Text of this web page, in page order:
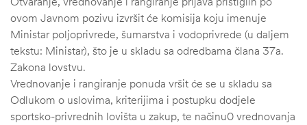
ovom Javnom pozivu izvršit će komisija koju imenuje
Ministar poljoprivrede, šumarstva i vodoprivrede (u daljem
tekstu: Ministar), što je u skladu sa odredbama člana 37a.
Zakona lovstvu.
Vrednovanje i rangiranje ponuda vršit će se u skladu sa
Odlukom o uslovima, kriterijima i postupku dodjele
sportsko-privrednih lovišta u zakup, te načinu0 vrednovanja